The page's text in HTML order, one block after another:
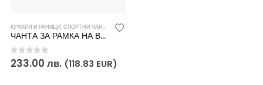
КУФАРИ И РАНИЦИ, СПОРТНИ ЧАНТИ И РАНИЦИ
ЧАНТА ЗА РАМКА НА ВЕЛОСИПЕД
0out of 5
233.00 лв. (118.83 EUR)